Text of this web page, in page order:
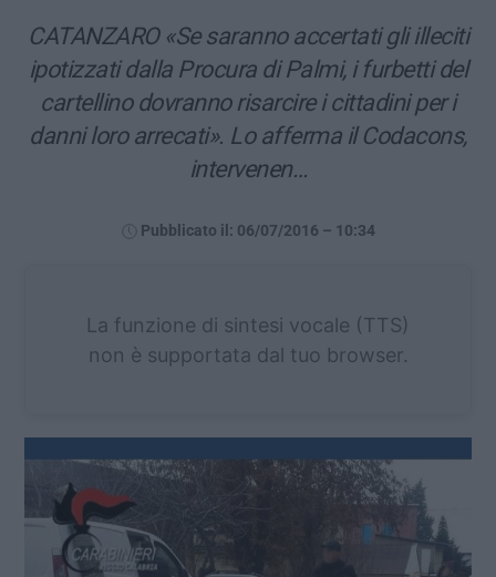
CATANZARO «Se saranno accertati gli illeciti
ipotizzati dalla Procura di Palmi, i furbetti del
cartellino dovranno risarcire i cittadini per i
danni loro arrecati». Lo afferma il Codacons,
intervenen…
Pubblicato il: 06/07/2016 – 10:34
La funzione di sintesi vocale (TTS)
non è supportata dal tuo browser.